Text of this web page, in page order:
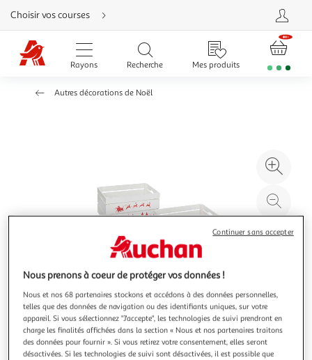
Aller
directement
au
contenu
Aller
directement
Aller
Choisir vos courses
Rayons Recherche Mes produits
Autres décorations de Noël
à
Illustration
précédente
Illustration
suivante
Nous prenons à coeur de protéger vos données !
Nous et nos 68 partenaires stockons et accédons à des données personnelles,
telles que des données de navigation ou des identifiants uniques, sur votre
appareil. Si vous sélectionnez "J'accepte", les technologies de suivi prendront en
charge les finalités affichées dans la section « Nous et nos partenaires traitons
des données pour fournir ». Si vous retirez votre consentement, elles seront
désactivées. Si les technologies de suivi sont désactivées, il est possible que
Continuer sans accepter